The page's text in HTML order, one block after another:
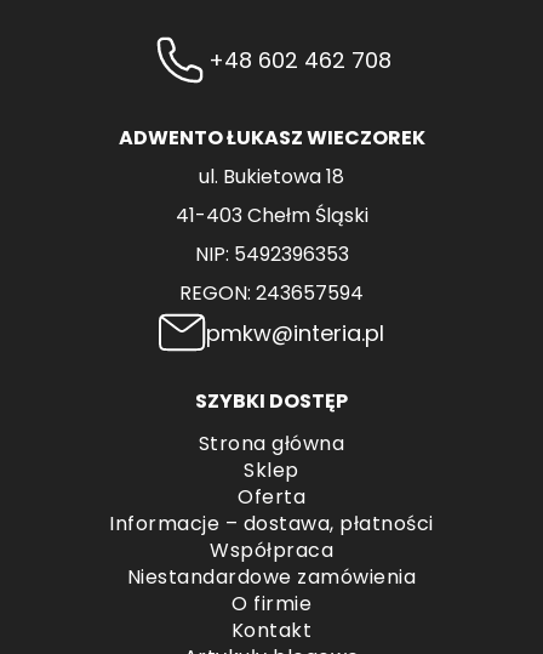
+48 602 462 708
ADWENTO ŁUKASZ WIECZOREK
ul. Bukietowa 18
41-403 Chełm Śląski
NIP: 5492396353
REGON: 243657594
pmkw@interia.pl
SZYBKI DOSTĘP
Strona główna
Sklep
Oferta
Informacje – dostawa, płatności
Współpraca
Niestandardowe zamówienia
O firmie
Kontakt